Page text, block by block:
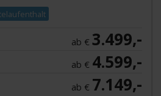
ab €3.499,-
ab € 4.599,-
ab € 7.149,-